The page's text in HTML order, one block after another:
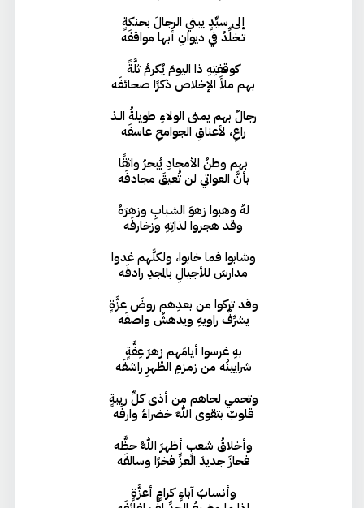
إلى سيِّدٍ يبني الرجالَ بحنكةٍ
تـخلِّدُ في ديوانِ أبها مواقفَه
كوقفتِهِ ذا اليومَ يُكرمُ ثلَّةً
بهم ملأَ الإخلاص ذكرًا صحائفَه
رجالٌ بهم يمنى الولاءِ طويلةُ الـذ
راعِ، لأعناقِ الجوامحِ عاسفَه
بهم وطنُ الأمجادِ يُبحرُ واثقًا
بأنَّ العواتي لن تُعيقَ مجادفَه
لهُ وهبوا زهوَ الشبابِ وزهرَهُ
وقد هجروا لذاتِهِ وزخارفَه
وشابوا فما خابوا، ولكنَّهم غدوا
مدارسَ للأجيالِ بالمجدِ رادفَه
وقد تركوا من بعدِهم روضَ عزَّةٍ
يشرِّفُ راويهِ ويدهشُ واصفَه
بهِ غرسوا أيامَهم زهرَ عِفَّةٍ
شرايينُه من زمزمِ الطُهرِ راشفَه
وتحمي لحاهم من أذى كلِّ ريبةٍ
قلوبٌ بتقوى اللهِ خضراءُ وارفَه
وأخلاقُ شعبٍ أظهرَ اللهُ حظَّه
فحازَ جديدَ العزِّ فخرًا وسالفَه
وأنسابُ آباءٍ كرامٍ أعزَّةٍ